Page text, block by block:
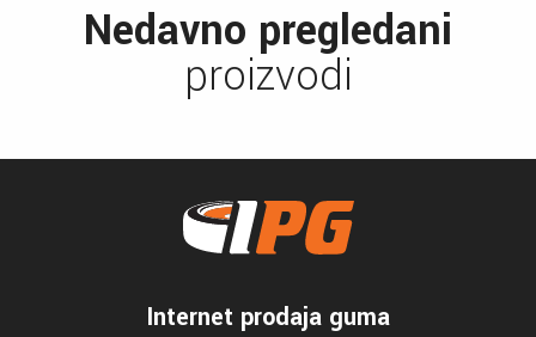
Nedavno pregledani
proizvodi
Internet prodaja guma